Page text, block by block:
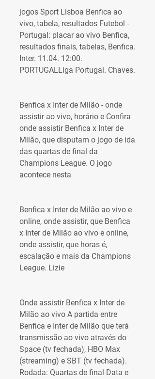
jogos Sport Lisboa Benfica ao
vivo, tabela, resultados Futebol -
Portugal: placar ao vivo Benfica,
resultados finais, tabelas, Benfica.
Inter. 11.04. 12:00.
PORTUGALLiga Portugal. Chaves.
Benfica x Inter de Milão - onde
assistir ao vivo, horário e Confira
onde assistir Benfica x Inter de
Milão, que disputam o jogo de ida
das quartas de final da
Champions League. O jogo
acontece nesta
Benfica x Inter de Milão ao vivo e
online, onde assistir, que Benfica
x Inter de Milão ao vivo e online,
onde assistir, que horas é,
escalação e mais da Champions
League. Lizie
Onde assistir Benfica x Inter de
Milão ao vivo A partida entre
Benfica e Inter de Milão que terá
transmissão ao vivo através do
Space (tv fechada), HBO Max
(streaming) e SBT (tv fechada).
Rodada: Quartas de final Data e